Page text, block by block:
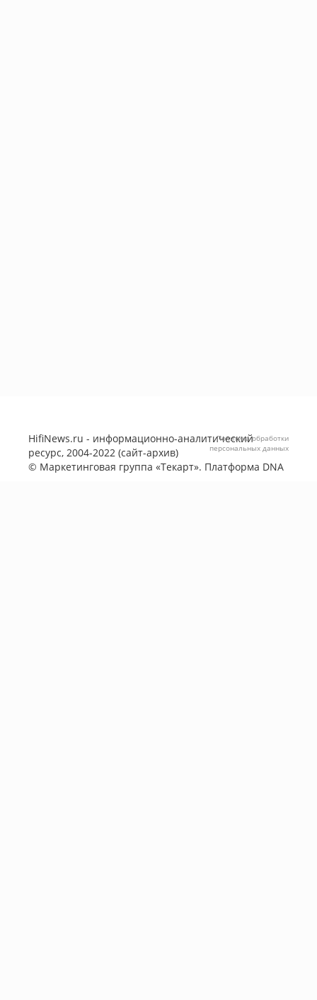
HifiNews.ru - информационно-аналитический
ресурс, 2004-2022 (сайт-архив)
© Маркетинговая группа «Текарт». Платформа DNA
Политика обработки
персональных данных